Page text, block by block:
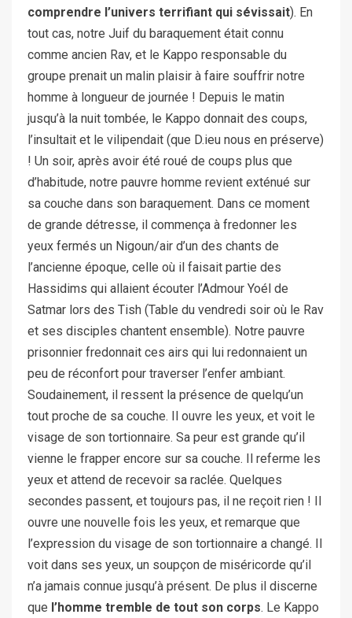
comprendre l’univers terrifiant qui sévissait). En
tout cas, notre Juif du baraquement était connu
comme ancien Rav, et le Kappo responsable du
groupe prenait un malin plaisir à faire souffrir notre
homme à longueur de journée ! Depuis le matin
jusqu’à la nuit tombée, le Kappo donnait des coups,
l’insultait et le vilipendait (que D.ieu nous en préserve)
! Un soir, après avoir été roué de coups plus que
d’habitude, notre pauvre homme revient exténué sur
sa couche dans son baraquement. Dans ce moment
de grande détresse, il commença à fredonner les
yeux fermés un Nigoun/air d’un des chants de
l’ancienne époque, celle où il faisait partie des
Hassidims qui allaient écouter l’Admour Yoél de
Satmar lors des Tish (Table du vendredi soir où le Rav
et ses disciples chantent ensemble). Notre pauvre
prisonnier fredonnait ces airs qui lui redonnaient un
peu de réconfort pour traverser l’enfer ambiant.
Soudainement, il ressent la présence de quelqu’un
tout proche de sa couche. Il ouvre les yeux, et voit le
visage de son tortionnaire. Sa peur est grande qu’il
vienne le frapper encore sur sa couche. Il referme les
yeux et attend de recevoir sa raclée. Quelques
secondes passent, et toujours pas, il ne reçoit rien ! Il
ouvre une nouvelle fois les yeux, et remarque que
l’expression du visage de son tortionnaire a changé. Il
voit dans ses yeux, un soupçon de miséricorde qu’il
n’a jamais connue jusqu’à présent. De plus il discerne
que l’homme tremble de tout son corps. Le Kappo